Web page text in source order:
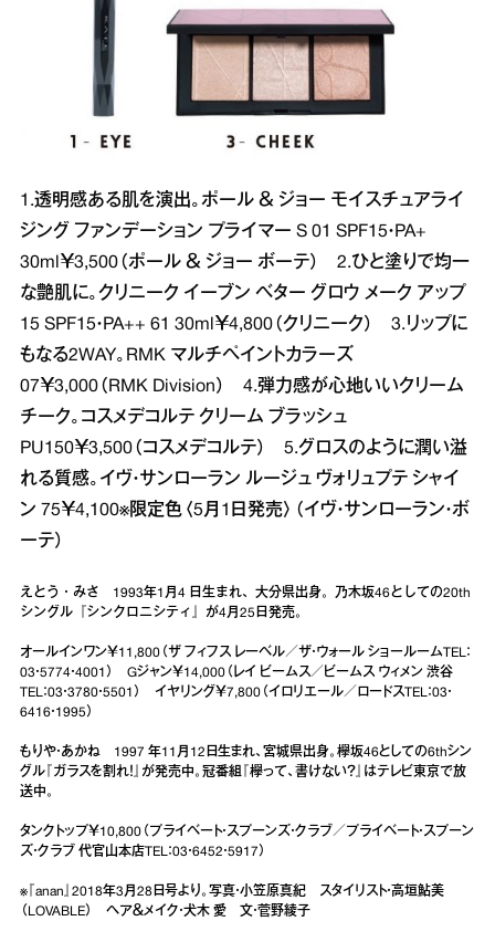
1.透明感ある肌を演出。ポール ＆ ジョー モイスチュアライ
ジング ファンデーション プライマー S 01 SPF15・PA+
30ml￥3,500（ポール ＆ ジョー ボーテ） 2.ひと塗りで均一
な艶肌に。クリニーク イーブン ベター グロウ メーク アップ
15 SPF15・PA++ 61 30ml￥4,800（クリニーク） 3.リップに
もなる2WAY。RMK マルチペイントカラーズ
07￥3,000（RMK Division） 4.弾力感が心地いいクリーム
チーク。コスメデコルテ クリーム ブラッシュ
PU150￥3,500（コスメデコルテ） 5.グロスのように潤い溢
れる質感。イヴ・サンローラン ルージュ ヴォリュプテ シャイ
ン 75￥4,100※限定色〈5月1日発売〉（イヴ・サンローラン・ボ
ーテ）
えとう・みさ 1993年1月4 日生まれ、大分県出身。乃木坂46としての20th
シングル『シンクロニシティ』が4月25日発売。
オールインワン￥11,800（ザ フィフス レーベル／ザ・ウォール ショールームTEL：
03・5774・4001） Gジャン￥14,000（レイ ビームス／ビームス ウィメン 渋谷
TEL：03・3780・5501） イヤリング￥7,800（イロリエール／ロードスTEL：03・
6416・1995）
もりや・あかね 1997 年11月12日生まれ、宮城県出身。欅坂46としての6thシン
グル『ガラスを割れ！』が発売中。冠番組『欅って、書けない？』はテレビ東京で放
送中。
タンクトップ￥10,800（プライベート・スプーンズ・クラブ／プライベート・スプーン
ズ・クラブ 代官山本店TEL：03・6452・5917）
※『anan』2018年3月28日号より。写真・小笠原真紀 スタイリスト・高垣鮎美
（LOVABLE） ヘア＆メイク・犬木 愛 文・菅野綾子